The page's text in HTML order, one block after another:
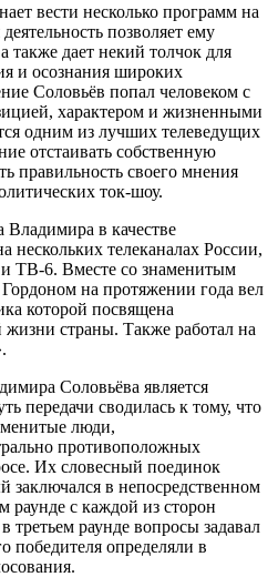
вести несколько программ на
позволяет ему
также дает некий толчок для
и осознания широких
Соловьёв попал человеком с
характером и жизненными
одним из лучших телеведущих
отстаивать собственную
правильность своего мнения
ток-шоу.
Владимира в качестве
нескольких телеканалах России,
ТВ-6. Вместе со знаменитым
на протяжении года вел
которой посвящена
страны. Также работал на
Соловьёва является
передачи сводилась к тому, что
люди,
противоположных
Их словесный поединок
заключался в непосредственном
раунде с каждой из сторон
третьем раунде вопросы задавал
победителя определяли в